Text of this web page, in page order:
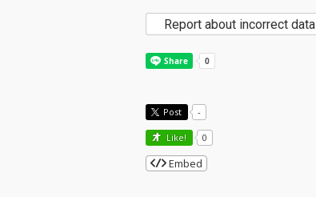
Report about incorrect data
Post -
Like! 0
Embed